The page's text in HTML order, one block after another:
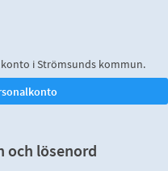
i Strömsunds kommun.
och lösenord